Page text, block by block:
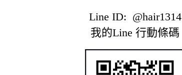
Line ID: @hair1314
我的Line 行動條碼